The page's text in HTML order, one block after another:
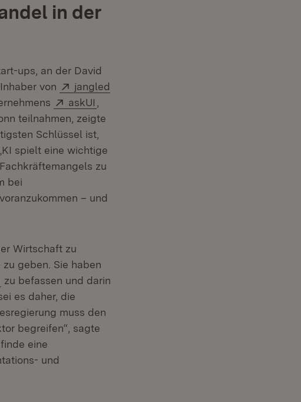
in der
ups, an der David
von Extern:
jangled
Extern:
askUI
teilnahmen, zeigte
Schlüssel ist,
spielt eine wichtige
zu
bei
– und
Wirtschaft zu
geben. Sie haben
(Öffnet in neuem Fenster)
zu befassen und darin
es daher, die
muss den
begreifen“, sagte
eine
und